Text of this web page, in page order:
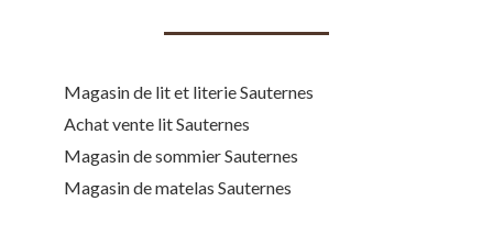
Magasin de lit et literie Sauternes
Achat vente lit Sauternes
Magasin de sommier Sauternes
Magasin de matelas Sauternes